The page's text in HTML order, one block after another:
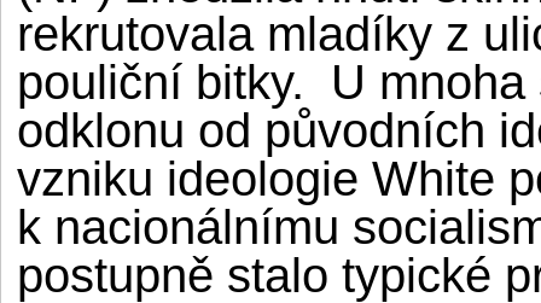
rekrutovala mladíky z
pouliční bitky. U
odklonu od původních
vzniku ideologie White
k nacionálnímu
postupně stalo typické